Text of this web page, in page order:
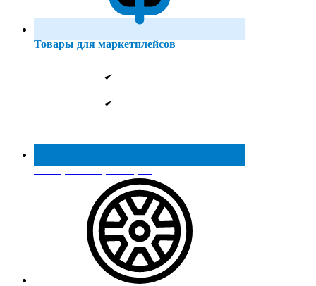
Товары для маркетплейсов
Реестр МинПромТорга